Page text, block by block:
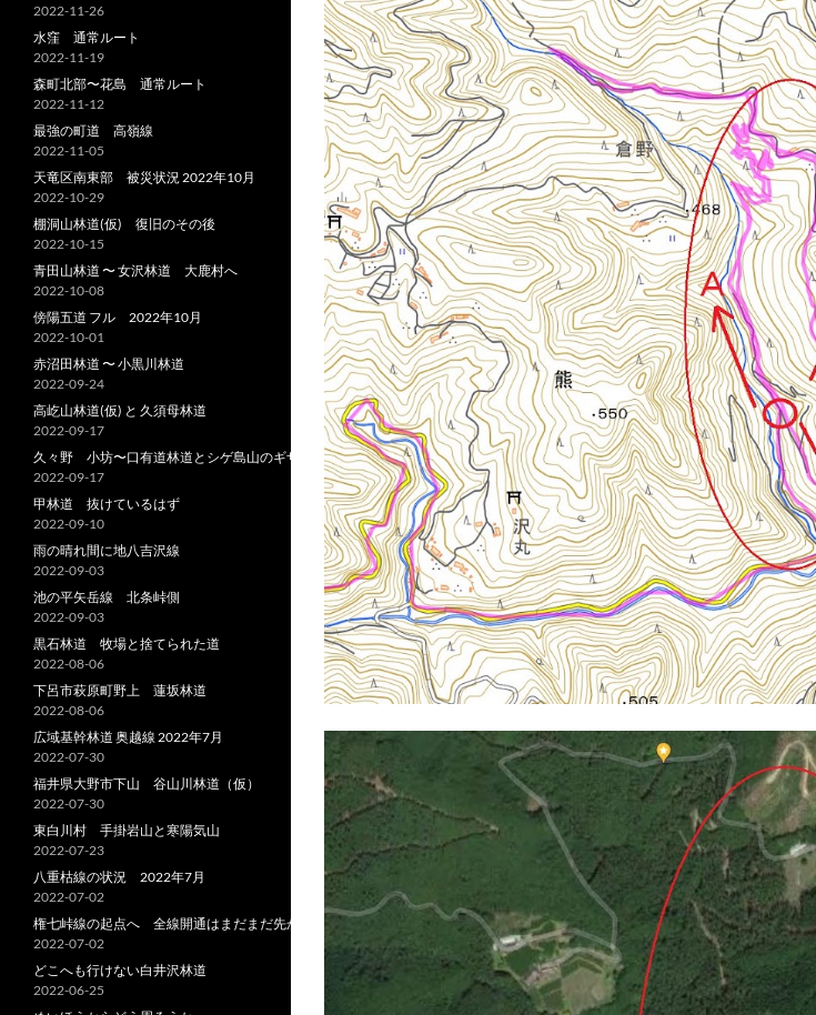
2022-11-26
水窪 通常ルート
2022-11-19
森町北部〜花島 通常ルート
2022-11-12
最強の町道 高嶺線
2022-11-05
天竜区南東部 被災状況 2022年10月
2022-10-29
棚洞山林道(仮) 復旧のその後
2022-10-15
青田山林道 〜 女沢林道 大鹿村へ
2022-10-08
傍陽五道 フル 2022年10月
2022-10-01
赤沼田林道 〜 小黒川林道
2022-09-24
高屹山林道(仮) と 久須母林道
2022-09-17
久々野 小坊〜口有道林道とシゲ島山のギザ
2022-09-17
甲林道 抜けているはず
2022-09-10
雨の晴れ間に地八吉沢線
2022-09-03
池の平矢岳線 北条峠側
2022-09-03
黒石林道 牧場と捨てられた道
2022-08-06
下呂市萩原町野上 蓮坂林道
2022-08-06
広域基幹林道 奥越線 2022年7月
2022-07-30
福井県大野市下山 谷山川林道（仮）
2022-07-30
東白川村 手掛岩山と寒陽気山
2022-07-23
八重枯線の状況 2022年7月
2022-07-02
権七峠線の起点へ 全線開通はまだまだ先か
2022-07-02
どこへも行けない白井沢林道
2022-06-25